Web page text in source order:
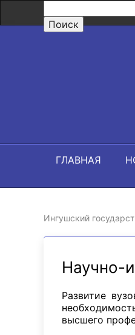
ГЛАВНАЯ
Ингушский
Научно-
Развитие
высшего